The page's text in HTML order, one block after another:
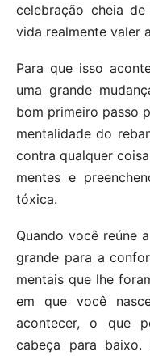
celebração cheia
vida realmente valer
Para que isso
uma grande
bom primeiro passo
mentalidade do
contra qualquer
mentes e
tóxica.
Quando você reúne
grande para a
mentais que lhe
em que você
acontecer, o que
cabeça para baixo.